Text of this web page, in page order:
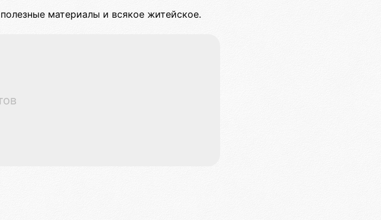
материалы и всякое житейское.